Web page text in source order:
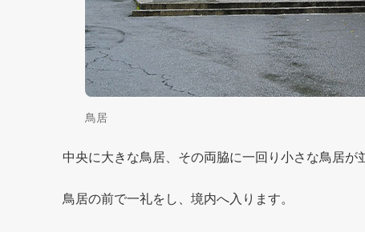
鳥居
中央に大きな鳥居、その両脇に一回り小さな鳥居が
鳥居の前で一礼をし、境内へ入ります。